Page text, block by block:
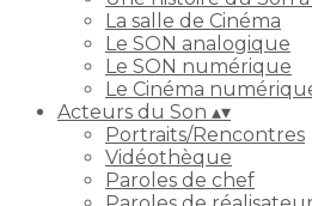
La salle de Cinéma
Le SON analogique
Le SON numérique
Le Cinéma
Acteurs du Son ▴▾
Portraits/Rencontres
Vidéothèque
Paroles de chef